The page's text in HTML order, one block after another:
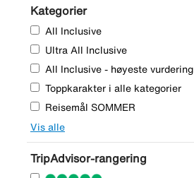
Kategorier
All Inclusive
Ultra All Inclusive
All Inclusive - høyeste vurdering
Toppkarakter i alle kategorier
Reisemål SOMMER
Vis alle
TripAdvisor-rangering